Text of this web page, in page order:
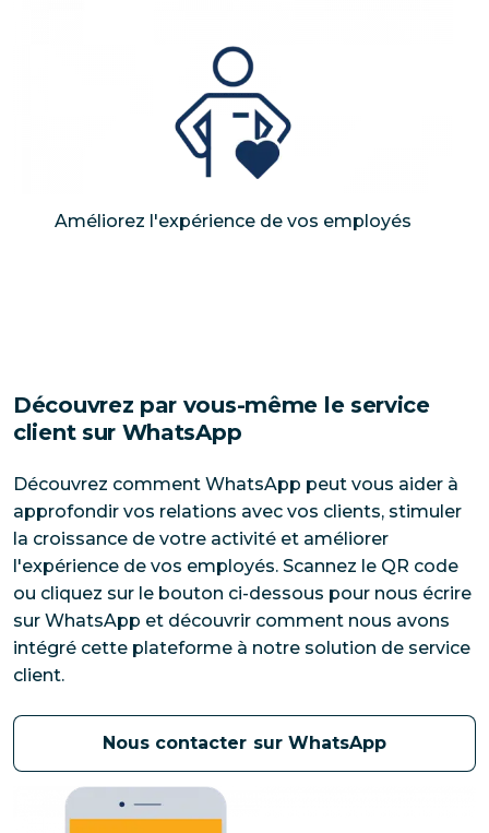
Améliorez l'expérience de vos employés
​Découvrez par vous-même le service
client sur WhatsApp
Découvrez comment WhatsApp peut vous aider à
approfondir vos relations avec vos clients, stimuler
la croissance de votre activité et améliorer
l'expérience de vos employés. Scannez le QR code
ou cliquez sur le bouton ci-dessous pour nous écrire
sur WhatsApp et découvrir comment nous avons
intégré cette plateforme à notre solution de service
client.
Nous contacter sur WhatsApp